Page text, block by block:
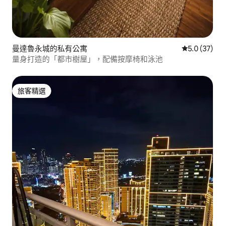
曼達魯永城的私有公寓 從 37 則評
5.0 (37)
量身打造的「都市樹屋」，配備按摩椅和泳池
旅客精選
旅客精選